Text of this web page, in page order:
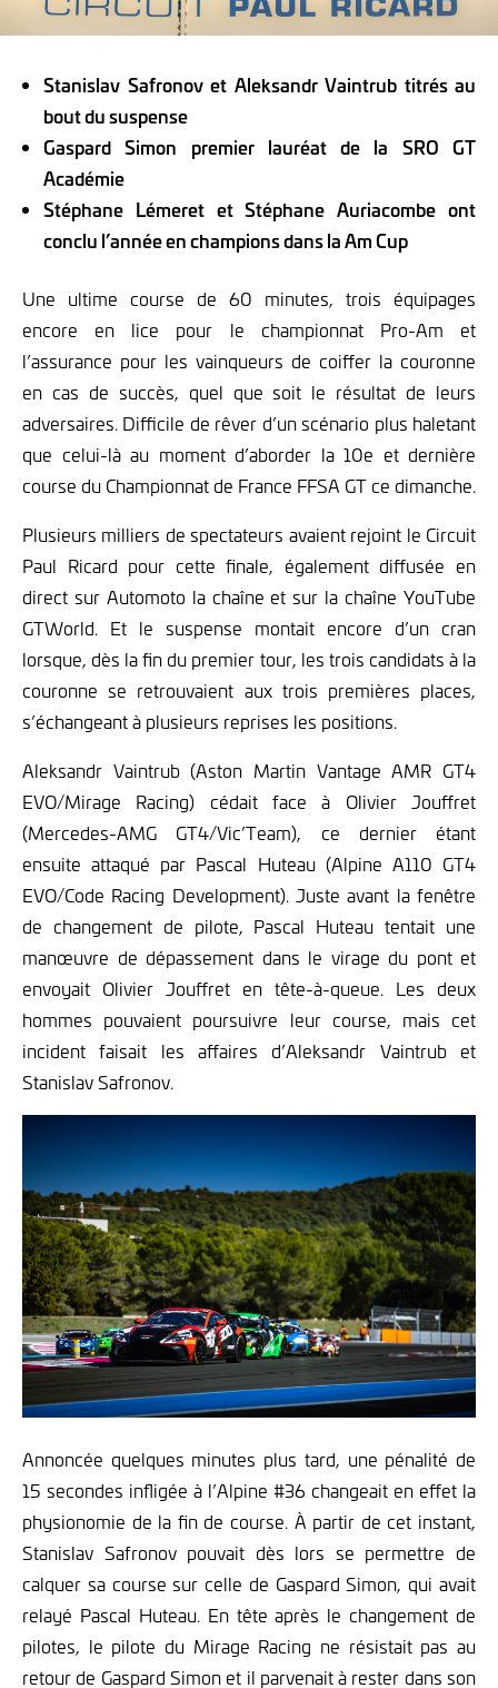
Stanislav Safronov et Aleksandr Vaintrub titrés au
bout du suspense
Gaspard Simon premier lauréat de la SRO GT
Académie
Stéphane Lémeret et Stéphane Auriacombe ont
conclu l’année en champions dans la Am Cup
Une ultime course de 60 minutes, trois équipages
encore en lice pour le championnat Pro-Am et
l’assurance pour les vainqueurs de coiffer la couronne
en cas de succès, quel que soit le résultat de leurs
adversaires. Difficile de rêver d’un scénario plus haletant
que celui-là au moment d’aborder la 10e et dernière
course du Championnat de France FFSA GT ce dimanche.
Plusieurs milliers de spectateurs avaient rejoint le Circuit
Paul Ricard pour cette finale, également diffusée en
direct sur Automoto la chaîne et sur la chaîne YouTube
GTWorld. Et le suspense montait encore d’un cran
lorsque, dès la fin du premier tour, les trois candidats à la
couronne se retrouvaient aux trois premières places,
s’échangeant à plusieurs reprises les positions.
Aleksandr Vaintrub (Aston Martin Vantage AMR GT4
EVO/Mirage Racing) cédait face à Olivier Jouffret
(Mercedes-AMG GT4/Vic’Team), ce dernier étant
ensuite attaqué par Pascal Huteau (Alpine A110 GT4
EVO/Code Racing Development). Juste avant la fenêtre
de changement de pilote, Pascal Huteau tentait une
manœuvre de dépassement dans le virage du pont et
envoyait Olivier Jouffret en tête-à-queue. Les deux
hommes pouvaient poursuivre leur course, mais cet
incident faisait les affaires d’Aleksandr Vaintrub et
Stanislav Safronov.
Annoncée quelques minutes plus tard, une pénalité de
15 secondes infligée à l’Alpine #36 changeait en effet la
physionomie de la fin de course. À partir de cet instant,
Stanislav Safronov pouvait dès lors se permettre de
calquer sa course sur celle de Gaspard Simon, qui avait
relayé Pascal Huteau. En tête après le changement de
pilotes, le pilote du Mirage Racing ne résistait pas au
retour de Gaspard Simon et il parvenait à rester dans son